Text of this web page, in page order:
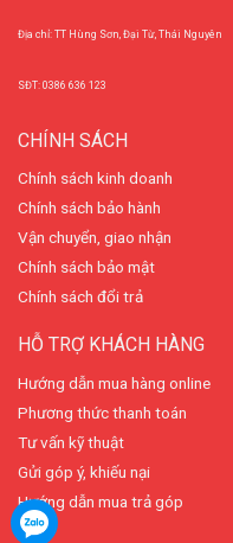
Địa chỉ: TT Hùng Sơn, Đại Từ, Thái Nguyên
SĐT: 0386 636 123
CHÍNH SÁCH
Chính sách kinh doanh
Chính sách bảo hành
Vận chuyển, giao nhận
Chính sách bảo mật
Chính sách đổi trả
HỖ TRỢ KHÁCH HÀNG
Hướng dẫn mua hàng online
Phương thức thanh toán
Tư vấn kỹ thuật
Gửi góp ý, khiếu nại
Hướng dẫn mua trả góp